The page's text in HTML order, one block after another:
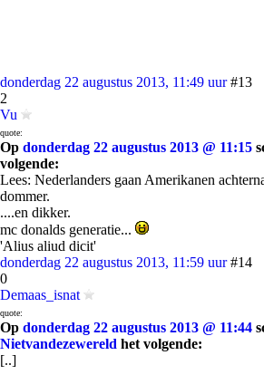
donderdag 22 augustus 2013, 11:49 uur #13
2
Vu
quote:
Op donderdag 22 augustus 2013 @ 11:15
volgende:
Lees: Nederlanders gaan Amerikanen
dommer.
....en dikker.
mc donalds generatie...
'Alius aliud dicit'
donderdag 22 augustus 2013, 11:59 uur #14
0
Demaas_isnat
quote:
Op donderdag 22 augustus 2013 @ 11:44
Nietvandezewereld het volgende:
[..]